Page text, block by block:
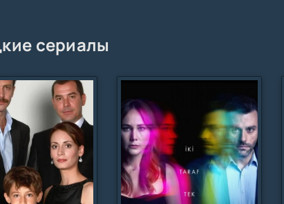
сериалы